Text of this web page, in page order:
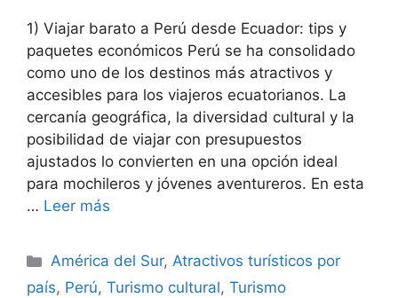
1) Viajar barato a Perú desde Ecuador: tips y
paquetes económicos Perú se ha consolidado
como uno de los destinos más atractivos y
accesibles para los viajeros ecuatorianos. La
cercanía geográfica, la diversidad cultural y la
posibilidad de viajar con presupuestos
ajustados lo convierten en una opción ideal
para mochileros y jóvenes aventureros. En esta
… Leer más
Categorías
América del Sur,Atractivos turísticos por
país, Perú, Turismo cultural, Turismo